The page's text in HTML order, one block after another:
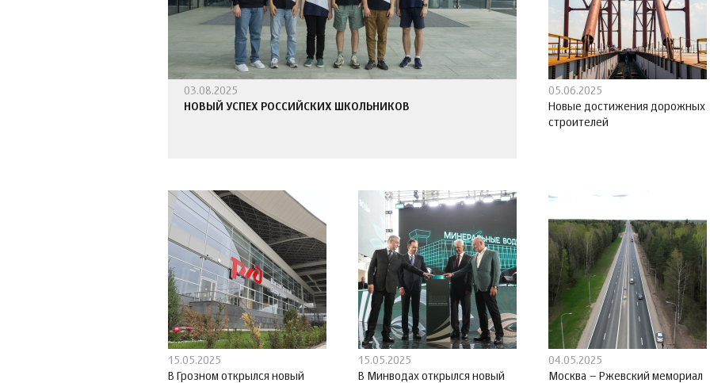
и
с
к
а
03.08.2025
НОВЫЙ УСПЕХ РОССИЙСКИХ ШКОЛЬНИКОВ
05.06.2025
Новые достижения дорожных
строителей
15.05.2025
В Грозном открылся новый
15.05.2025
В Минводах открылся новый
04.05.2025
Москва – Ржевский мемориал